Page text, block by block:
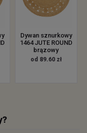
Dywan sznurkowy
1464 JUTE ROUND
brązowy
od 89.60 zł